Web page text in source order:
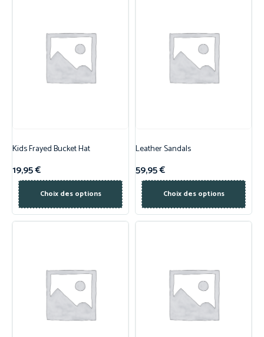
Kids Frayed Bucket Hat
19,95€
Choix des options
Leather Sandals
59,95€
Choix des options